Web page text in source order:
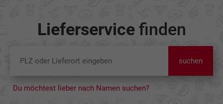
Lieferservicefinden
suchen
Du möchtest lieber nach Namen suchen?